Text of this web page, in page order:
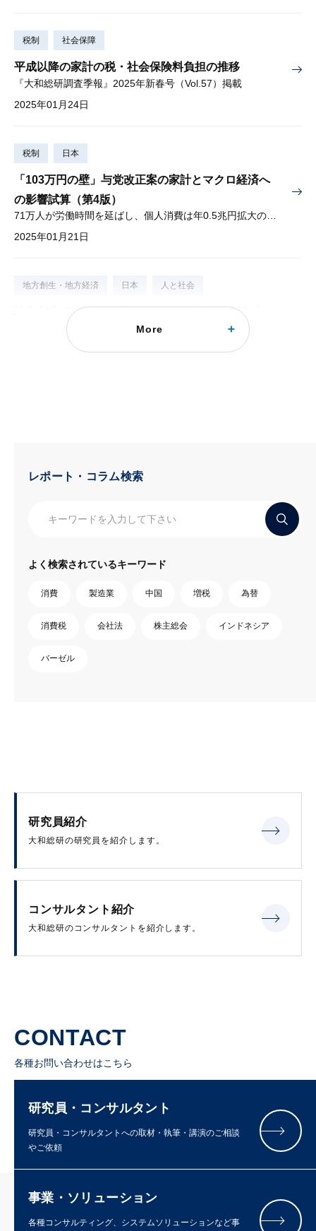
税制 社会保障
平成以降の家計の税・社会保険料負担の推移
『大和総研調査季報』2025年新春号（Vol.57）掲載
2025年01月24日
税制 日本
「103万円の壁」与党改正案の家計とマクロ経済へ
の影響試算（第4版）
71万人が労働時間を延ばし、個人消費は年0.5兆円拡大の見込み
2025年01月21日
地方創生・地方経済 日本 人と社会
地方創生10年 職種構成に着眼した東京一極集中の
どうして若者は東京を目指すのか
More
レポート・コラム検索
よく検索されているキーワード
消費 製造業 中国 増税 為替
消費税 会社法 株主総会 インドネシア
バーゼル
研究員紹介
大和総研の研究員を紹介します。
コンサルタント紹介
大和総研のコンサルタントを紹介します。
CONTACT
各種お問い合わせはこちら
研究員・コンサルタント
研究員・コンサルタントへの取材・執筆・講演のご相談
やご依頼
事業・ソリューション
各種コンサルティング、システムソリューションなど事